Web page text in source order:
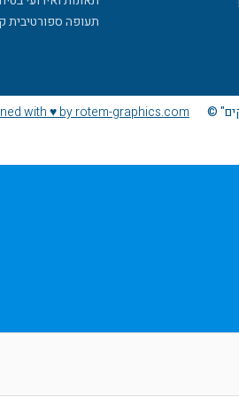
תעופה ספורטיבית
©
with ♥ by rotem-graphics.com